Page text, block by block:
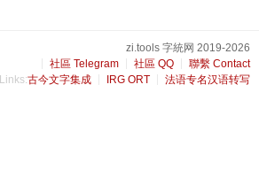
zi.tools 字統网 2019-2026
社區 Telegram
社區 QQ
聯繫 Contact
Links:古今文字集成 IRG ORT 法语专名汉语转写